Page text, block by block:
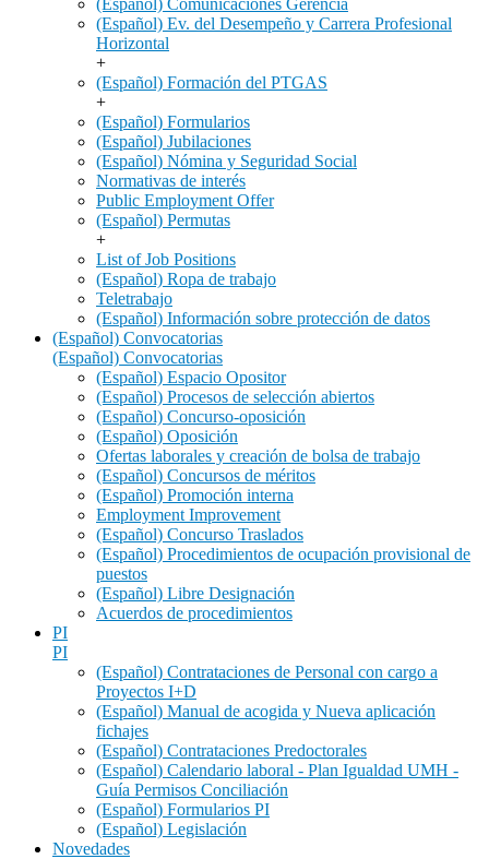
(Español) Comunicaciones Gerencia
(Español) Ev. del Desempeño y Carrera Profesional
Horizontal
+
(Español) Formación del PTGAS
+
(Español) Formularios
(Español) Jubilaciones
(Español) Nómina y Seguridad Social
Normativas de interés
Public Employment Offer
(Español) Permutas
+
List of Job Positions
(Español) Ropa de trabajo
Teletrabajo
(Español) Información sobre protección de datos
(Español) Convocatorias
(Español) Convocatorias
(Español) Espacio Opositor
(Español) Procesos de selección abiertos
(Español) Concurso-oposición
(Español) Oposición
Ofertas laborales y creación de bolsa de trabajo
(Español) Concursos de méritos
(Español) Promoción interna
Employment Improvement
(Español) Concurso Traslados
(Español) Procedimientos de ocupación provisional de
puestos
(Español) Libre Designación
Acuerdos de procedimientos
PI
PI
(Español) Contrataciones de Personal con cargo a
Proyectos I+D
(Español) Manual de acogida y Nueva aplicación
fichajes
(Español) Contrataciones Predoctorales
(Español) Calendario laboral - Plan Igualdad UMH -
Guía Permisos Conciliación
(Español) Formularios PI
(Español) Legislación
Novedades